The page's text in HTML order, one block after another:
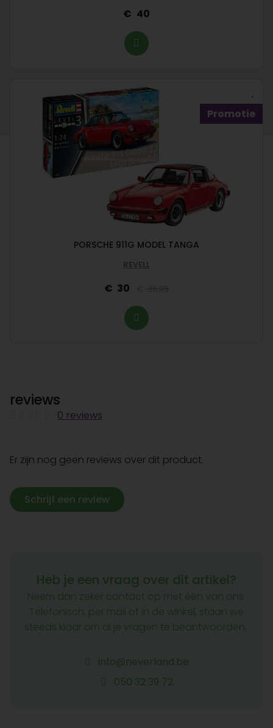
40
Promotie
PORSCHE 911G MODEL TANGA
REVELL
30 35,95
reviews
0 reviews
Er zijn nog geen reviews over dit product.
Schrijf een review
Heb je een vraag over dit artikel?
Neem dan zeker contact op met één van ons.
Telefonisch, per mail of in de winkel, staan we
steeds klaar om al je vragen te beantwoorden.
info@neverland.be
050 32 39 72